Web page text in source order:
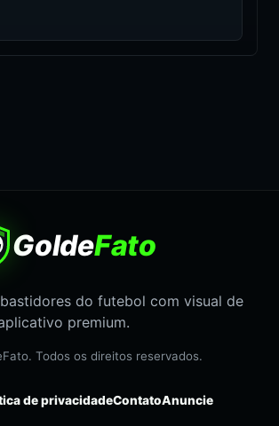
GoldeFato
do futebol com visual de
premium.
Todos os direitos reservados.
de privacidadeContatoAnuncie